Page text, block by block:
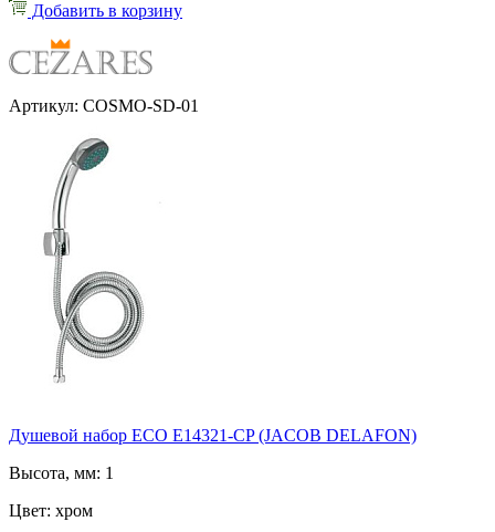
Добавить в корзину
Артикул: COSMO-SD-01
Душевой набор ECO E14321-CP (JACOB DELAFON)
Высота, мм: 1
Цвет: хром